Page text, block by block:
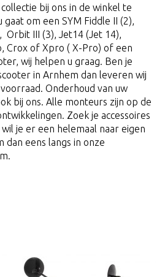
bij ons in de winkel te
om een SYM Fiddle II (2),
Orbit III (3), Jet14 (Jet 14),
Crox of Xpro ( X-Pro) of een
wij helpen u graag. Ben je
in Arnhem dan leveren wij
Onderhoud van uw
bij ons. Alle monteurs zijn op de
Zoek je accessoires
je er een helemaal naar eigen
dan eens langs in onze